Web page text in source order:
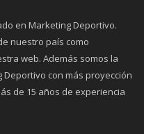
en Marketing Deportivo.
nuestro país como
web. Además somos la
Deportivo con más proyección
de 15 años de experiencia